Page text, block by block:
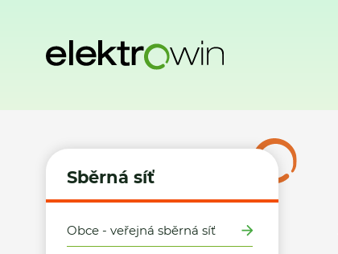
Sběrná síť
Obce - veřejná sběrná síť